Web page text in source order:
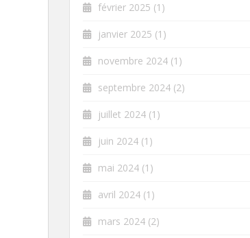
février 2025 (1)
janvier 2025 (1)
novembre 2024 (1)
septembre 2024 (2)
juillet 2024 (1)
juin 2024 (1)
mai 2024 (1)
avril 2024 (1)
mars 2024 (2)